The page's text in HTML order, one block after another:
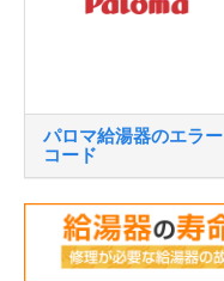
パロマ給湯器のエラー
コード